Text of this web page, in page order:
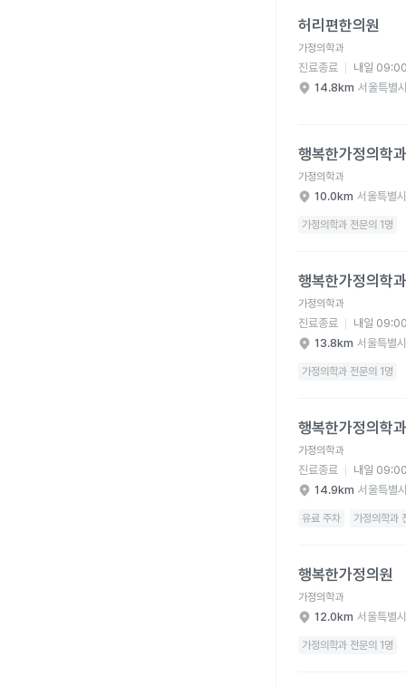
허리편한의원
가정의학과
진료종료
내일
14.8km 서울특별
행복한가정의학
가정의학과
10.0km 서울특별
가정의학과 전문의 1명
행복한가정의학
가정의학과
진료종료
내일
13.8km 서울특별
가정의학과 전문의 1명
행복한가정의학
가정의학과
진료종료
내일
14.9km 서울특별
유료 주차 가정의학과
행복한가정의원
가정의학과
12.0km 서울특별
가정의학과 전문의 1명